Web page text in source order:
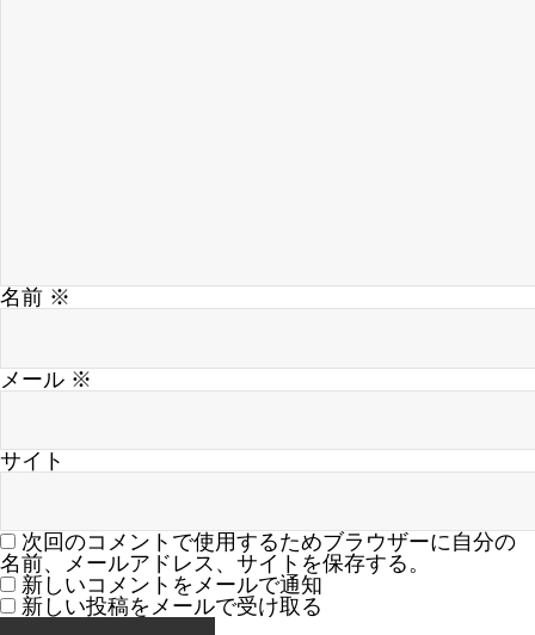
名前 ※
メール ※
サイト
次回のコメントで使用するためブラウザーに自分の
名前、メールアドレス、サイトを保存する。
新しいコメントをメールで通知
新しい投稿をメールで受け取る